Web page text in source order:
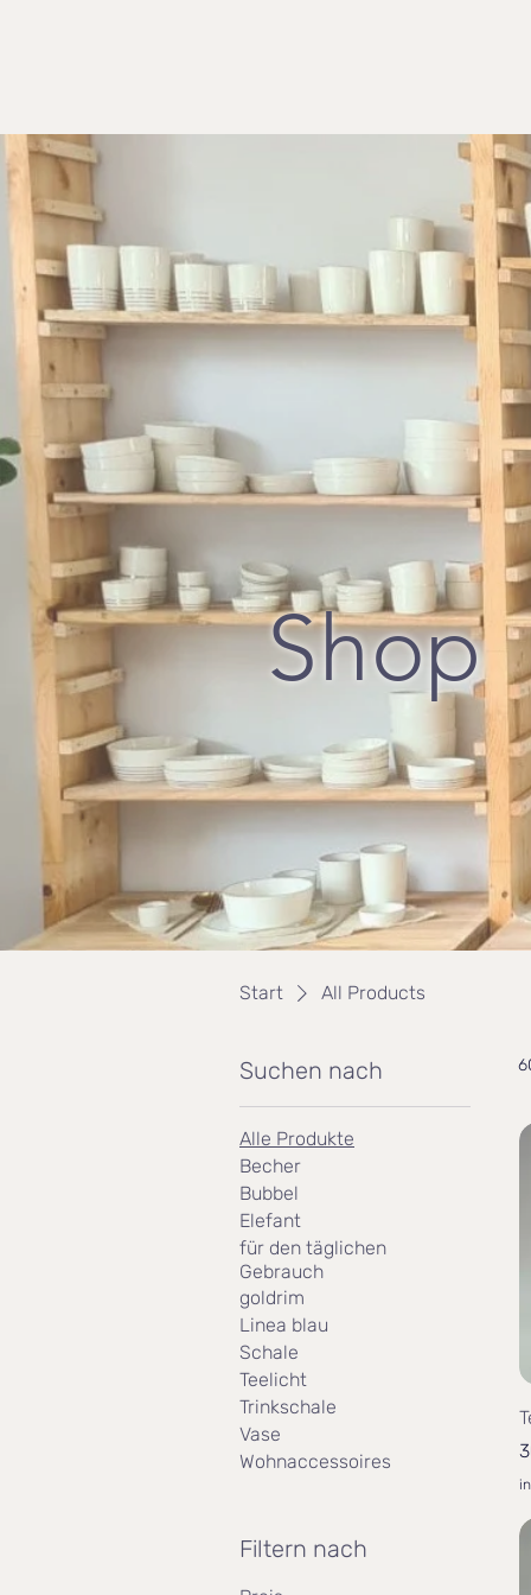
Shop
Start All Products
Suchen nach
Alle Produkte
Becher
Bubbel
Elefant
für den täglichen
Gebrauch
goldrim
Linea blau
Schale
Teelicht
Trinkschale
Vase
Wohnaccessoires
Filtern nach